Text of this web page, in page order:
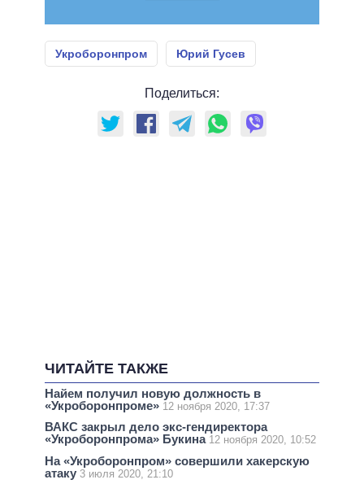
Укроборонпром Юрий Гусев
Поделиться:
ЧИТАЙТЕ ТАКЖЕ
Найем получил новую должность в
«Укроборонпроме» 12 ноября 2020, 17:37
ВАКС закрыл дело экс-гендиректора
«Укроборонпрома» Букина 12 ноября 2020, 10:52
На «Укроборонпром» совершили хакерскую
атаку 3 июля 2020, 21:10